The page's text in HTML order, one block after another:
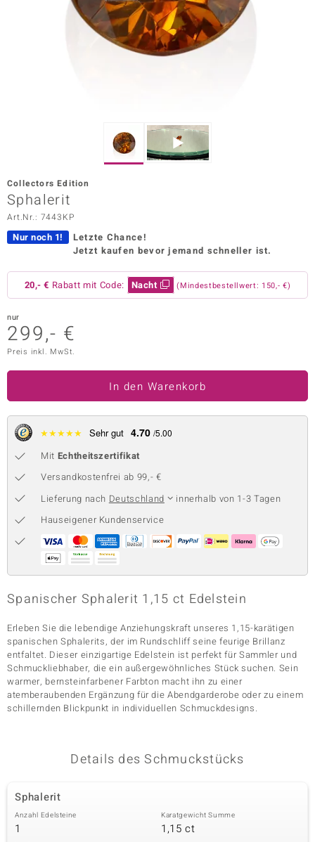
Vogue
Paraíso
Collection
BY DE MELO
Collection
Classics
Collectors Edition
Sphalerit
Art.Nr.: 7443KP
Nur noch 1!
Letzte Chance!
Jetzt kaufen bevor jemand schneller ist.
20,- € Rabatt mit Code: Nacht (Mindestbestellwert: 150,- €)
nur
299,- €
Preis inkl. MwSt.
In den Warenkorb
★★★★★ Sehr gut 4.70 /5.00
Mit Echtheitszertifikat
Versandkostenfrei ab 99,- €
Lieferung nach Deutschland
innerhalb von 1-3 Tagen
Hauseigener Kundenservice
Spanischer Sphalerit 1,15 ct Edelstein
Erleben Sie die lebendige Anziehungskraft unseres 1,15-karätigen
spanischen Sphalerits, der im Rundschliff seine feurige Brillanz
entfaltet. Dieser einzigartige Edelstein ist perfekt für Sammler und
Schmuckliebhaber, die ein außergewöhnliches Stück suchen. Sein
warmer, bernsteinfarbener Farbton macht ihn zu einer
atemberaubenden Ergänzung für die Abendgarderobe oder zu einem
schillernden Blickpunkt in individuellen Schmuckdesigns.
Details des Schmuckstücks
Sphalerit
Anzahl Edelsteine
1
Karatgewicht Summe
1,15 ct